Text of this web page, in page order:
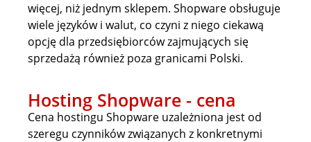
więcej, niż jednym sklepem. Shopware obsługuje
wiele języków i walut, co czyni z niego ciekawą
opcję dla przedsiębiorców zajmujących się
sprzedażą również poza granicami Polski.
Hosting Shopware - cena
Cena hostingu Shopware uzależniona jest od
szeregu czynników związanych z konkretnymi